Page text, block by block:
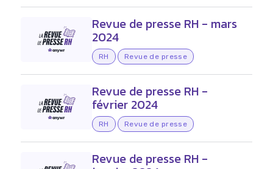
Revue de presse RH - mars
2024
RH Revue de presse
Revue de presse RH -
février 2024
RH Revue de presse
Revue de presse RH -